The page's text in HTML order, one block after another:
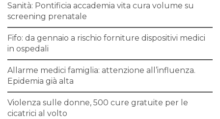
Sanità: Pontificia accademia vita cura volume su
screening prenatale
Fifo: da gennaio a rischio forniture dispositivi medici
in ospedali
Allarme medici famiglia: attenzione all’influenza.
Epidemia già alta
Violenza sulle donne, 500 cure gratuite per le
cicatrici al volto